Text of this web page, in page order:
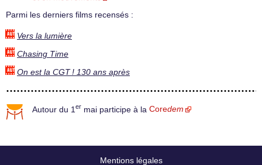
Parmi les derniers films recensés :
Vers la lumière
Chasing Time
On est la CGT ! 130 ans après
Autour du 1 er mai participe à la Coredem
Mentions légales